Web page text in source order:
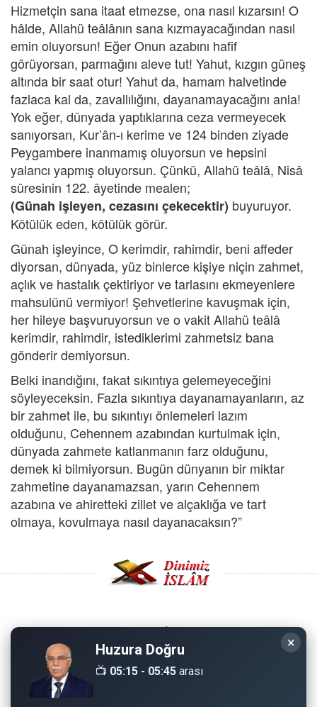
Hizmetçin sana itaat etmezse, ona nasıl kızarsın! O
hâlde, Allahü teâlânın sana kızmayacağından nasıl
emin oluyorsun! Eğer Onun azabını hafif
görüyorsan, parmağını aleve tut! Yahut, kızgın güneş
altında bir saat otur! Yahut da, hamam halvetinde
fazlaca kal da, zavallılığını, dayanamayacağını anla!
Yok eğer, dünyada yaptıklarına ceza vermeyecek
sanıyorsan, Kur’ân-ı kerime ve 124 binden ziyade
Peygambere inanmamış oluyorsun ve hepsini
yalancı yapmış oluyorsun. Çünkü, Allahü teâlâ, Nisâ
sûresinin 122. âyetinde mealen;
(Günah işleyen, cezasını çekecektir) buyuruyor.
Kötülük eden, kötülük görür.
Günah işleyince, O kerimdir, rahimdir, beni affeder
diyorsan, dünyada, yüz binlerce kişiye niçin zahmet,
açlık ve hastalık çektiriyor ve tarlasını ekmeyenlere
mahsulünü vermiyor! Şehvetlerine kavuşmak için,
her hileye başvuruyorsun ve o vakit Allahü teâlâ
kerimdir, rahimdir, istediklerimi zahmetsiz bana
gönderir demiyorsun.
Belki inandığını, fakat sıkıntıya gelemeyeceğini
söyleyeceksin. Fazla sıkıntıya dayanamayanların, az
bir zahmet ile, bu sıkıntıyı önlemeleri lazım
olduğunu, Cehennem azabından kurtulmak için,
dünyada zahmete katlanmanın farz olduğunu,
demek ki bilmiyorsun. Bugün dünyanın bir miktar
zahmetine dayanamazsan, yarın Cehennem
azabına ve ahiretteki zillet ve alçaklığa ve tart
olmaya, kovulmaya nasıl dayanacaksın?”
Copyright © 2008 - Dinimiz İslam. Her Hakkı Saklıdır.
Sitemizdeki bilgiler, bütün insanların istifadesi için
hazırlanmıştır. Orijinaline sadık kalmak şartıyla, izin
almaya gerek kalmadan, herkes istediği gibi alıp istifade
×
Huzura Doğru
📺 05:15 - 05:45 arası